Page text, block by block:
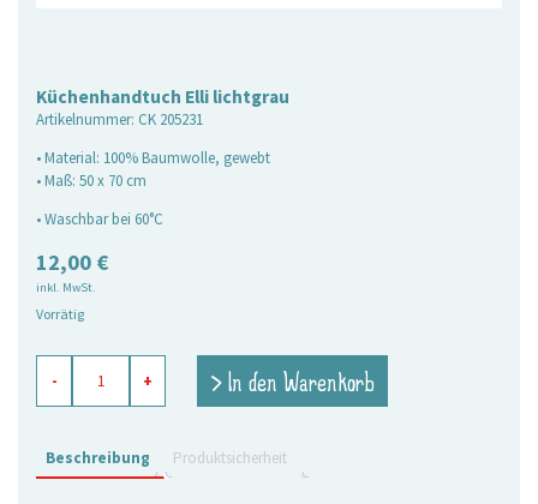
Küchenhandtuch Elli lichtgrau
Artikelnummer: CK 205231
• Material: 100% Baumwolle, gewebt
• Maß: 50 x 70 cm
• Waschbar bei 60°C
12,00 €
inkl. MwSt.
Vorrätig
Elli
lichtgrau
- + > In den Warenkorb
Beschreibung Produktsicherheit